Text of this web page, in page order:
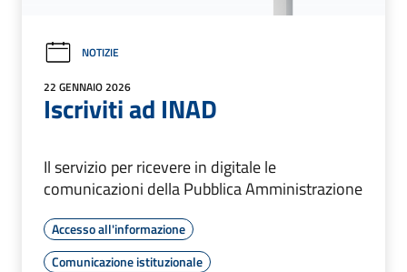
NOTIZIE
22 GENNAIO 2026
Iscriviti ad INAD
Il servizio per ricevere in digitale le
comunicazioni della Pubblica Amministrazione
Accesso all'informazione
Comunicazione istituzionale